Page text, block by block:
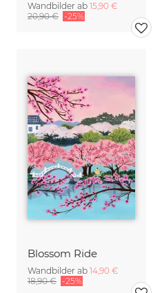
Wandbilder ab 15,90 €
20,90 € -25%
Blossom Ride
Wandbilder ab 14,90 €
18,90 € -25%